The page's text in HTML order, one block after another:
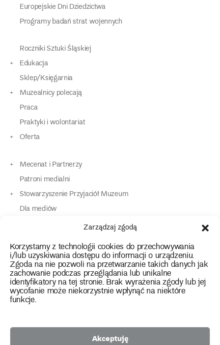
Zarządzaj zgodą
Korzystamy z technologii cookies do przechowywania
i/lub uzyskiwania dostępu do informacji o urządzeniu.
Zgoda na nie pozwoli na przetwarzanie takich danych jak
zachowanie podczas przeglądania lub unikalne
identyfikatory na tej stronie. Brak wyrażenia zgody lub jej
wycofanie może niekorzystnie wpłynąć na niektóre
funkcje.
Akceptuję
Europejskie Dni Dziedzictwa
Programy badań strat wojennych
Roczniki Sztuki Śląskiej
Edukacja
Sklep/Księgarnia
Muzealnicy polecają
Praca
Praktyki i wolontariat
Oferta
Mecenat i Partnerzy
Patroni medialni
Stowarzyszenie Przyjaciół Muzeum
Dla mediów
Dla osób o specjalnych potrzebach
Kontakt
instagram
twitterfacebookyoutube
tiktok
Polityka prywatności